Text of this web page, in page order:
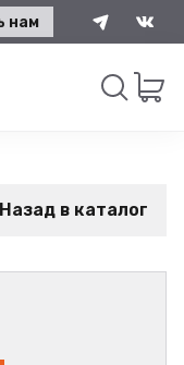
нам
Назад в каталог